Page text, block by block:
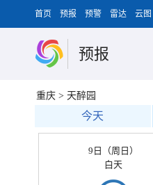
首页 预报 预警 雷达 云图
预报
重庆 > 天醉园
今天
9日（周日）
白天